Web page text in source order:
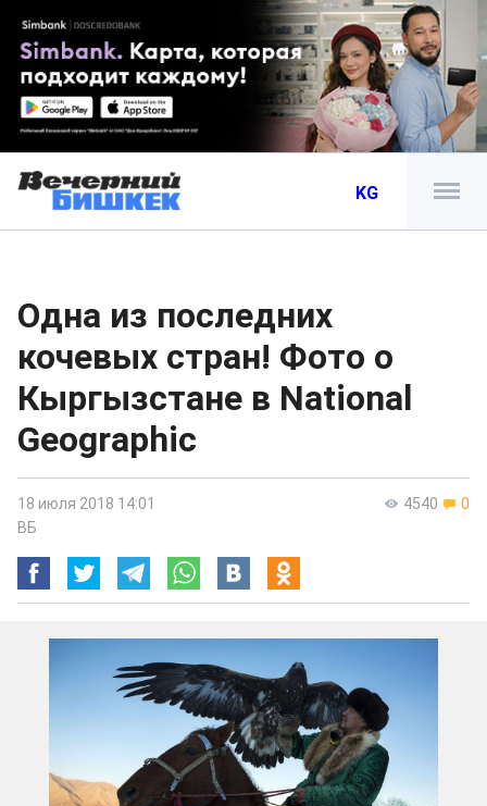
KG
Одна из последних
кочевых стран! Фото о
Кыргызстане в National
Geographic
4540 0
18 июля 2018 14:01
ВБ